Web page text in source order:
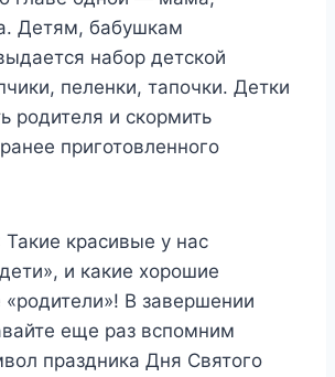
Детям, бабушкам
набор детской
пеленки, тапочки. Детки
родителя и скормить
приготовленного
Такие красивые у нас
и какие хорошие
«родители»! В завершении
еще раз вспомним
праздника Дня Святого